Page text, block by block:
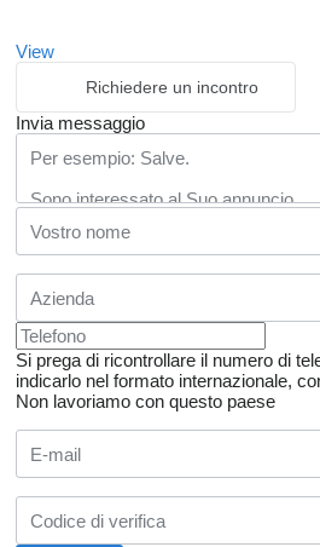
View
Richiedere un incontro
Invia messaggio
Si prega di ricontrollare il numero di
indicarlo nel formato internazionale,
Non lavoriamo con questo paese